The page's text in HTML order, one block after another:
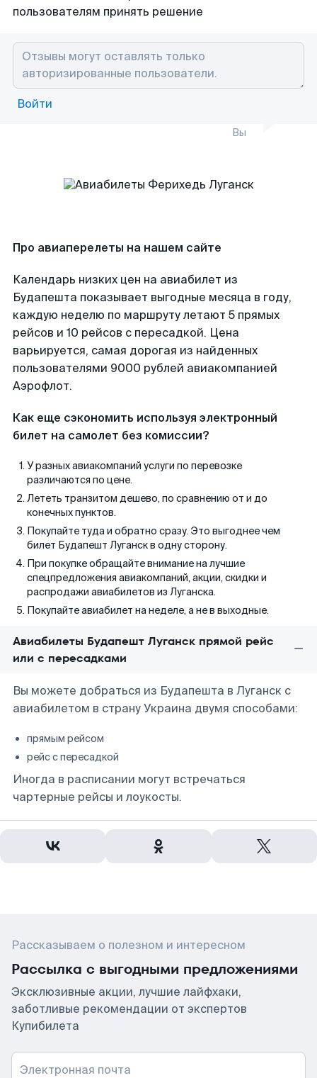
пользователям принять решение
Войти
Вы
Про авиаперелеты на нашем сайте
Календарь низких цен на авиабилет из
Будапешта показывает выгодные месяца в году,
каждую неделю по маршруту летают 5 прямых
рейсов и 10 рейсов с пересадкой. Цена
варьируется, самая дорогая из найденных
пользователями 9000 рублей авиакомпанией
Аэрофлот.
Как еще сэкономить используя электронный
билет на самолет без комиссии?
У разных авиакомпаний услуги по перевозке
различаются по цене.
Лететь транзитом дешево, по сравнению от и до
конечных пунктов.
Покупайте туда и обратно сразу. Это выгоднее чем
билет Будапешт Луганск в одну сторону.
При покупке обращайте внимание на лучшие
спецпредложения авиакомпаний, акции, скидки и
распродажи авиабилетов из Луганска.
Покупайте авиабилет на неделе, а не в выходные.
Авиабилеты Будапешт Луганск прямой рейс
или с пересадками
Вы можете добраться из Будапешта в Луганск с
авиабилетом в страну Украина двумя способами:
прямым рейсом
рейс с пересадкой
Иногда в расписании могут встречаться
чартерные рейсы и лоукосты.
Рассказываем о полезном и интересном
Рассылка с выгодными предложениями
Эксклюзивные акции, лучшие лайфхаки,
заботливые рекомендации от экспертов
Купибилета
Электронная почта